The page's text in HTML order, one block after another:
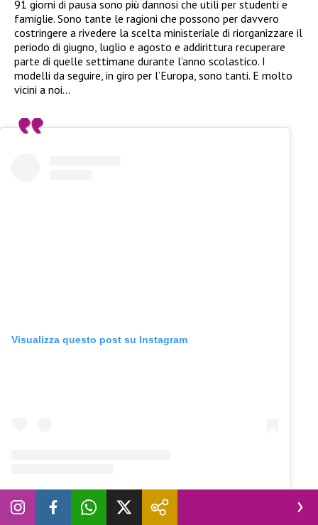
91 giorni di pausa sono più dannosi che utili per studenti e
famiglie. Sono tante le ragioni che possono per davvero
costringere a rivedere la scelta ministeriale di riorganizzare il
periodo di giugno, luglio e agosto e addirittura recuperare
parte di quelle settimane durante l’anno scolastico. I
modelli da seguire, in giro per l’Europa, sono tanti. E molto
vicini a noi…
Visualizza questo post su Instagram